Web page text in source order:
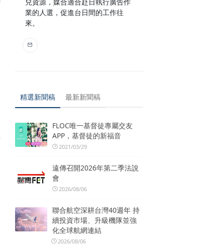
業的人選，促進台日間的工作往
來。
精選新聞稿 最新新聞稿
FLOC唯一基督徒專屬交友
APP，基督徒的新福音
2021/03/29
遠傳召開2026年第二季法說
會
2026/08/06
聯合航空深耕台灣40週年 持
續投資市場、升級機隊並強
化全球航網連結
2026/08/06